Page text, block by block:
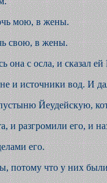
мою, в жены.
свою, в жены.
с осла, и сказал ей
и источники вод. И
Йеудейскую,
разгромили его, и
его.
потому что у них